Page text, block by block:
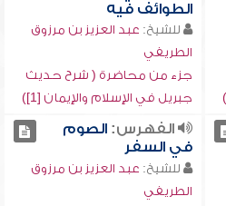
الطوائف فيه
للشيخ: عبد العزيز بن مرزوق
الطريفي
جزء من محاضرة ( شرح حديث
جبريل في الإسلام والإيمان [1])
الفهرس:الصوم
في السفر
للشيخ: عبد العزيز بن مرزوق
الطريفي